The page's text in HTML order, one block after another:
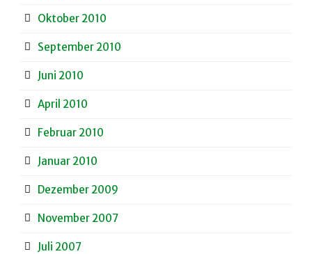
Oktober 2010
September 2010
Juni 2010
April 2010
Februar 2010
Januar 2010
Dezember 2009
November 2007
Juli 2007